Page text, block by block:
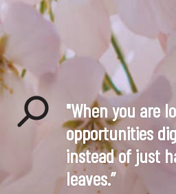
"When you are
opportunities
instead of just
leaves.”